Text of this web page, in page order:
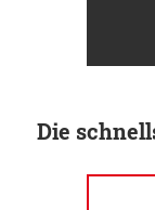
Die